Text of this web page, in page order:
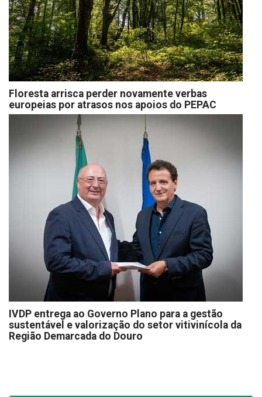
Floresta arrisca perder novamente verbas
europeias por atrasos nos apoios do PEPAC
IVDP entrega ao Governo Plano para a gestão
sustentável e valorização do setor vitivinícola da
Região Demarcada do Douro